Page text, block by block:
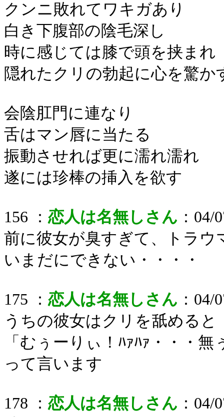
クンニ敗れてワキガあり
白き下腹部の陰毛深し
時に感じては膝で頭を挟まれ
隠れたクリの勃起に心を驚か
会陰肛門に連なり
舌はマン唇に当たる
振動させれば更に濡れ濡れ
遂には珍棒の挿入を欲す
156 ： 恋人は名無しさん ：04/
前に彼女が臭すぎて、トラウ
いまだにできない・・・・
175 ： 恋人は名無しさん ：04/
うちの彼女はクリを舐めると
「むぅーりぃ！ﾊｧﾊｧ・・・
って言います
178 ： 恋人は名無しさん ：04/